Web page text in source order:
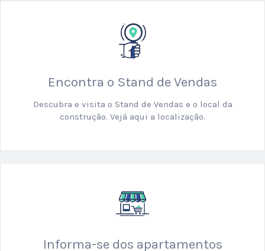
Encontra o Stand de Vendas
Descubra e visita o Stand de Vendas e o local da
construção. Vejá aqui a localização.
Informa-se dos apartamentos